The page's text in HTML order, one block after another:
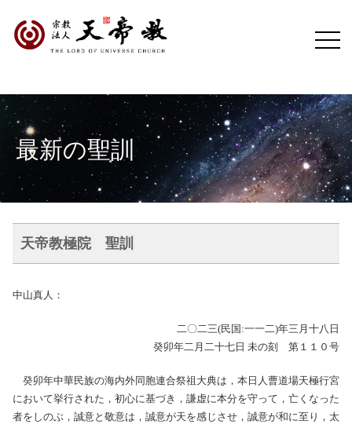
最新の聖訓
天帝教極院 聖訓
中山真人：
二〇二三(民国:一一二)年三月十八日
癸卯年二月二十七日 未の刻 第１１０号
癸卯年中華民族の海内外同胞連合祭祖大典は，本日人曹道場天極行宮
において挙行された，初心に基づき，謙虚に本分を守って，亡くなった
者をしのぶ，誠意と敬意は，誠意が天を感じさせ，誠意が和に至り，太